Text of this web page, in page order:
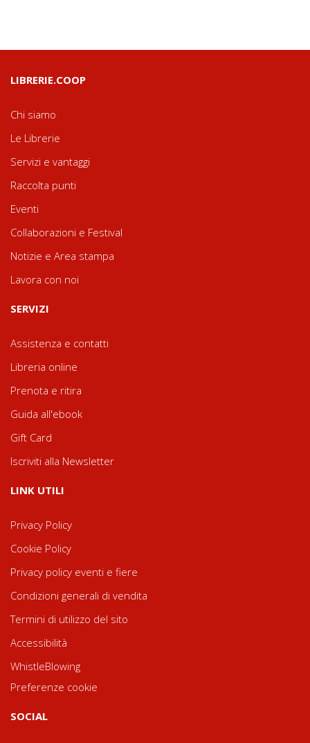
LIBRERIE.COOP
Chi siamo
Le Librerie
Servizi e vantaggi
Raccolta punti
Eventi
Collaborazioni e Festival
Notizie e Area stampa
Lavora con noi
SERVIZI
Assistenza e contatti
Libreria online
Prenota e ritira
Guida all'ebook
Gift Card
Iscriviti alla Newsletter
LINK UTILI
Privacy Policy
Cookie Policy
Privacy policy eventi e fiere
Condizioni generali di vendita
Termini di utilizzo del sito
Accessibilità
WhistleBlowing
Preferenze cookie
SOCIAL